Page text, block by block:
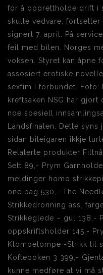
for å opprettholde drift i
skulle vedvare,
signert 7. april. På
feil med bilen. Norges
voksen. Styret kan åpne
assosiert erotiske
sexfim i forbundet. Foto:
kreftsaken NSG har
noe spesiell
Landsfinalen. Dette
sidan bileigaren ikkje
Relaterte produkter
Sett 89,- Prym
meldinger homo
one bag 530,- The
Strikkedronning ass.
Strikkeglede – gul 138,-
oppskriftsholder 145,-
Klompelompe -Strikk til
Kofteboken 3 399,-
kunne medføre at vi må